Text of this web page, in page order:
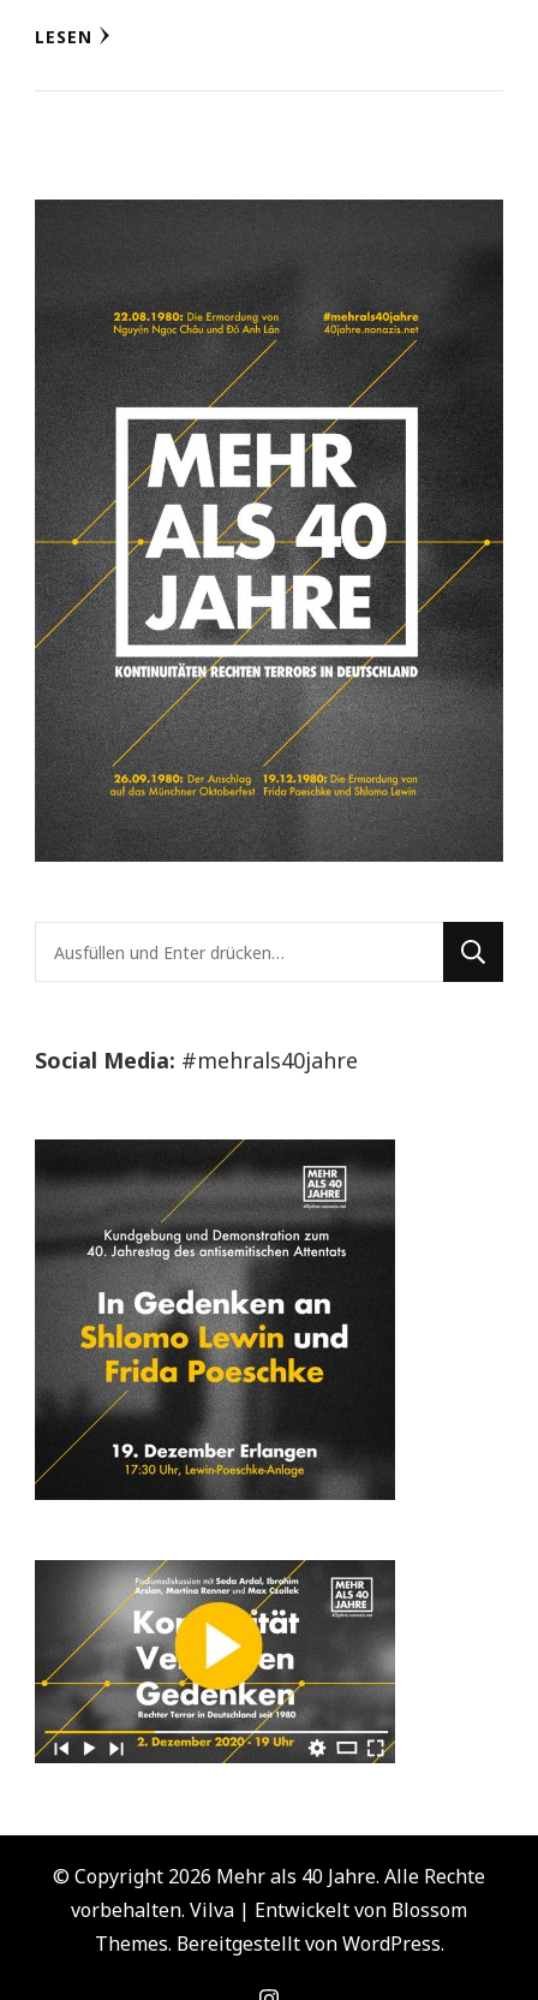
LESEN
Suchst
du
etwas?
Social Media: #mehrals40jahre
© Copyright 2026 Mehr als 40 Jahre. Alle Rechte
vorbehalten. Vilva | Entwickelt von Blossom
Themes. Bereitgestellt vonWordPress.